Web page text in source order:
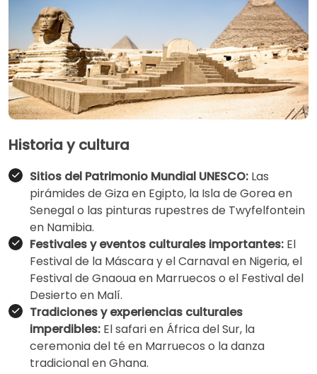
Historia y cultura
Sitios del Patrimonio Mundial UNESCO: Las
pirámides de Giza en Egipto, la Isla de Gorea en
Senegal o las pinturas rupestres de Twyfelfontein
en Namibia.
Festivales y eventos culturales importantes: El
Festival de la Máscara y el Carnaval en Nigeria, el
Festival de Gnaoua en Marruecos o el Festival del
Desierto en Malí.
Tradiciones y experiencias culturales
imperdibles: El safari en África del Sur, la
ceremonia del té en Marruecos o la danza
tradicional en Ghana.